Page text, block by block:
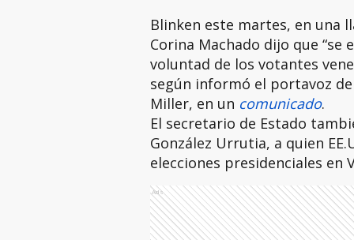
Blinken este martes, en una
Corina Machado dijo que
voluntad de los votantes
según informó el portavoz
Miller, en un comunicado.
El secretario de Estado
González Urrutia, a quien
elecciones presidenciales en
Ads